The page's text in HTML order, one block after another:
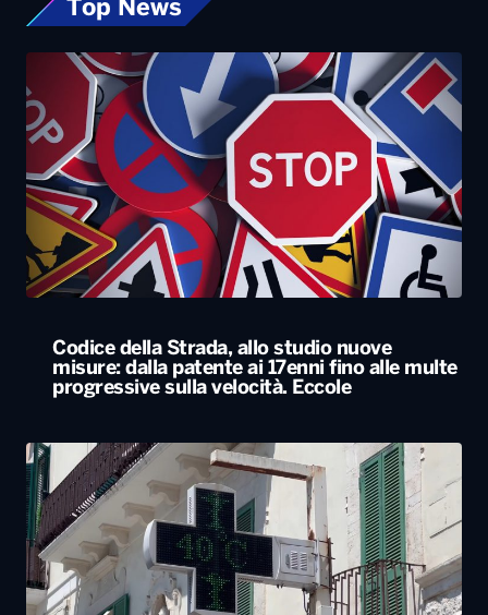
Top News
Codice della Strada, allo studio nuove
misure: dalla patente ai 17enni fino alle multe
progressive sulla velocità. Eccole